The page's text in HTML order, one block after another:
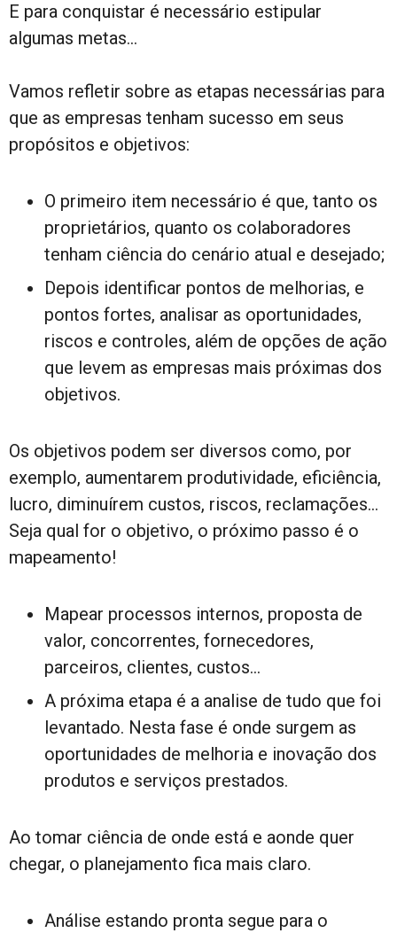
E para conquistar é necessário estipular
algumas metas…
Vamos refletir sobre as etapas necessárias para
que as empresas tenham sucesso em seus
propósitos e objetivos:
O primeiro item necessário é que, tanto os
proprietários, quanto os colaboradores
tenham ciência do cenário atual e desejado;
Depois identificar pontos de melhorias, e
pontos fortes, analisar as oportunidades,
riscos e controles, além de opções de ação
que levem as empresas mais próximas dos
objetivos.
Os objetivos podem ser diversos como, por
exemplo, aumentarem produtividade, eficiência,
lucro, diminuírem custos, riscos, reclamações…
Seja qual for o objetivo, o próximo passo é o
mapeamento!
Mapear processos internos, proposta de
valor, concorrentes, fornecedores,
parceiros, clientes, custos…
A próxima etapa é a analise de tudo que foi
levantado. Nesta fase é onde surgem as
oportunidades de melhoria e inovação dos
produtos e serviços prestados.
Ao tomar ciência de onde está e aonde quer
chegar, o planejamento fica mais claro.
Análise estando pronta segue para o